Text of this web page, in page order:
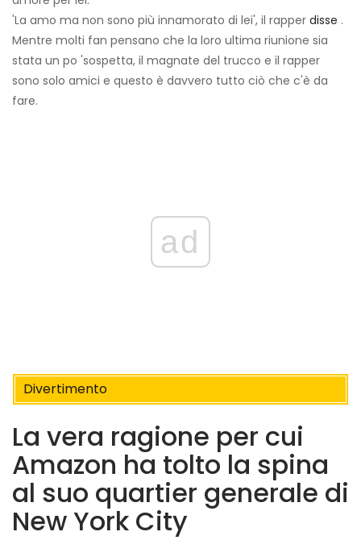
'La amo ma non sono più innamorato di lei', il rapper disse .
Mentre molti fan pensano che la loro ultima riunione sia
stata un po 'sospetta, il magnate del trucco e il rapper
sono solo amici e questo è davvero tutto ciò che c'è da
fare.
ad
Divertimento
La vera ragione per cui
Amazon ha tolto la spina
al suo quartier generale di
New York City